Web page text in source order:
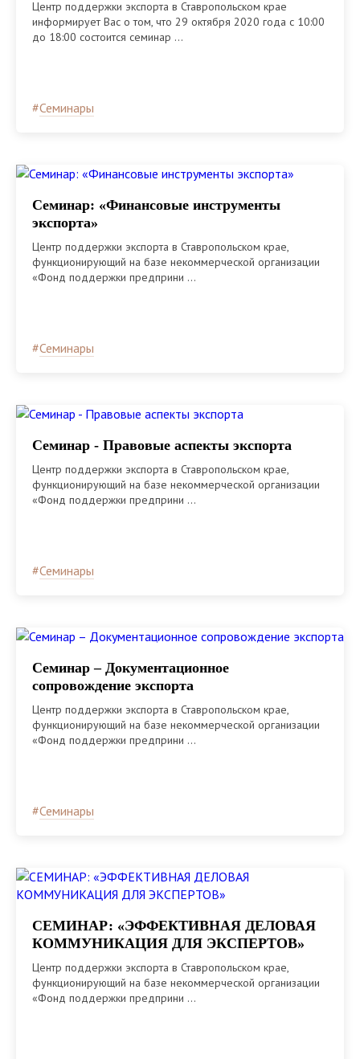
Центр поддержки экспорта в Ставропольском крае
информирует Вас о том, что 29 октября 2020 года с 10:00
до 18:00 состоится семинар ...
#Семинары
Семинар: «Финансовые инструменты
экспорта»
Центр поддержки экспорта в Ставропольском крае,
функционирующий на базе некоммерческой организации
«Фонд поддержки предприни ...
#Семинары
Семинар - Правовые аспекты экспорта
Центр поддержки экспорта в Ставропольском крае,
функционирующий на базе некоммерческой организации
«Фонд поддержки предприни ...
#Семинары
Семинар – Документационное
сопровождение экспорта
Центр поддержки экспорта в Ставропольском крае,
функционирующий на базе некоммерческой организации
«Фонд поддержки предприни ...
#Семинары
СЕМИНАР: «ЭФФЕКТИВНАЯ ДЕЛОВАЯ
КОММУНИКАЦИЯ ДЛЯ ЭКСПЕРТОВ»
Центр поддержки экспорта в Ставропольском крае,
функционирующий на базе некоммерческой организации
«Фонд поддержки предприни ...